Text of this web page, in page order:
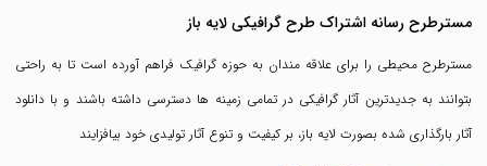
مسترطرح رسانه اشتراک طرح گرافیکی لایه باز
مسترطرح محیطی را برای علاقه مندان به حوزه گرافیک فراهم آورده است تا به راحتی
بتوانند به جدیدترین آثار گرافیکی در تمامی زمینه ها دسترسی داشته باشند و با دانلود
آثار بارگذاری شده بصورت لایه باز، بر کیفیت و تنوع آثار تولیدی خود بیافزایند